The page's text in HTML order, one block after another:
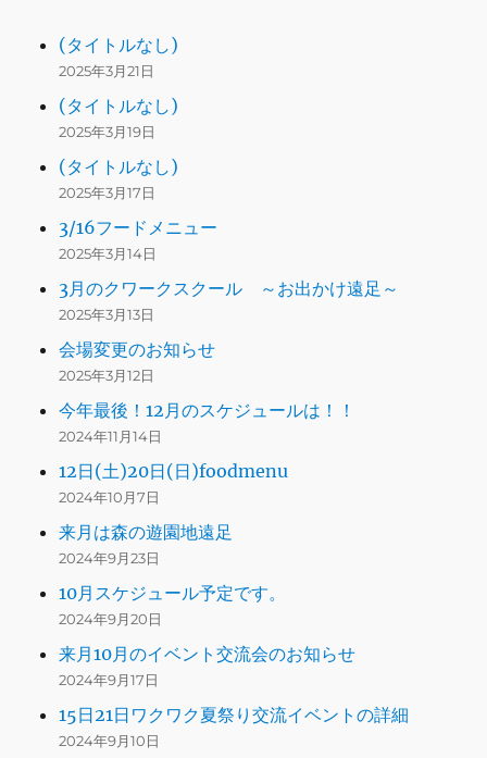
(タイトルなし)
2025年3月21日
(タイトルなし)
2025年3月19日
(タイトルなし)
2025年3月17日
3/16フードメニュー
2025年3月14日
3月のクワークスクール ～お出かけ遠足～
2025年3月13日
会場変更のお知らせ
2025年3月12日
今年最後！12月のスケジュールは！！
2024年11月14日
12日(土)20日(日)foodmenu
2024年10月7日
来月は森の遊園地遠足
2024年9月23日
10月スケジュール予定です。
2024年9月20日
来月10月のイベント交流会のお知らせ
2024年9月17日
15日21日ワクワク夏祭り交流イベントの詳細
2024年9月10日